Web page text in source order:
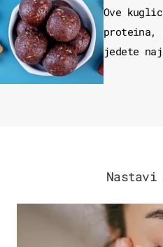
Ove
proteina,
jedete
MODA & LJEPOTA